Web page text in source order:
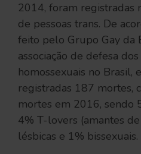
2014, foram registradas
de pessoas trans. De
feito pelo Grupo Gay da
associação de defesa
homossexuais no Brasil,
registradas 187 mortes,
mortes em 2016, sendo
4% T-lovers (amantes
lésbicas e 1% bissexuais.